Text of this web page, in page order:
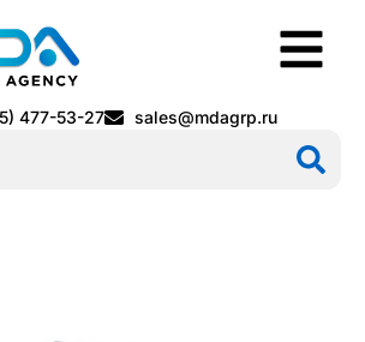
477-53-27 sales@mdagrp.ru